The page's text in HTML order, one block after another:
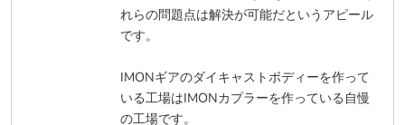
れらの問題点は解決が可能だというアピール
です。
IMONギアのダイキャストボディーを作って
いる工場はIMONカプラーを作っている自慢
の工場です。